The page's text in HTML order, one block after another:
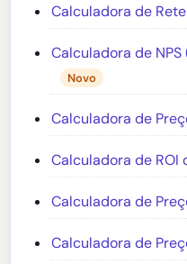
Calculadora de
Calculadora de
Novo
Calculadora de
Calculadora de ROI
Calculadora de
Calculadora de